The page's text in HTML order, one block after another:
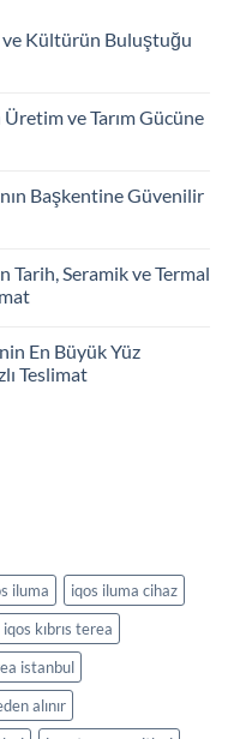
ve Kültürün Buluştuğu
Üretim ve Tarım Gücüne
Başkentine Güvenilir
Tarih, Seramik ve Termal
En Büyük Yüz
Teslimat
iluma
iqos iluma cihaz
iqos kıbrıs terea
istanbul
alınır